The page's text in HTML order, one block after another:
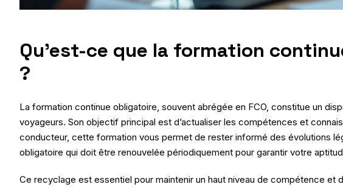
Qu’est-ce que la formation
?
La formation continue obligatoire, souvent abrégée en FCO, constitue un
voyageurs. Son objectif principal est d’actualiser les compétences et
conducteur, cette formation vous permet de rester informé des évolutions
obligatoire qui doit être renouvelée périodiquement pour garantir votre
Ce recyclage est essentiel pour maintenir un haut niveau de compétence et